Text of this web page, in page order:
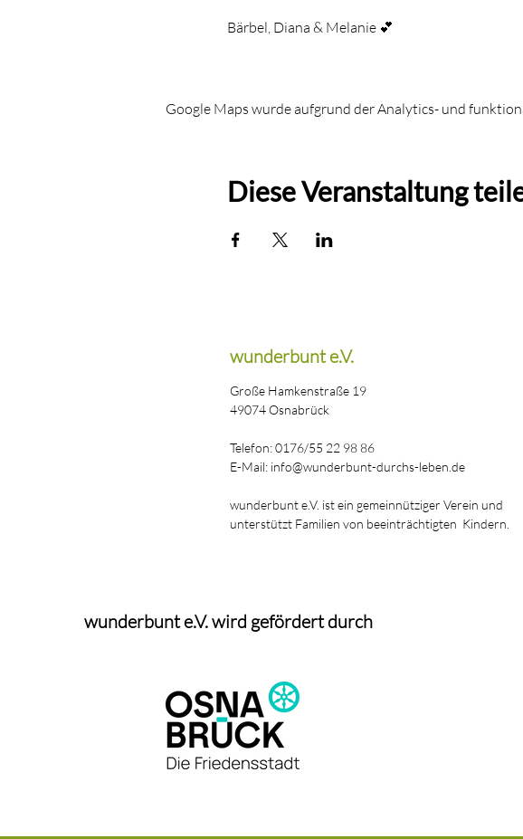
Bärbel, Diana & Melanie 💕
Google Maps wurde aufgrund der Analytics- und
Diese Veranstaltung
wunderbunt e.V.
Große Hamkenstraße 19
49074 Osnabrück
Telefon: 0176/55 22 98 86
E-Mail: info@wunderbunt-durchs-leben.de
wunderbunt e.V. ist ein gemeinnütziger Verein und
unterstützt Familien von beeinträchtigten Kindern.
wunderbunt e.V. wird gefördert durch